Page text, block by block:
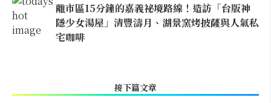
離市區15分鐘的嘉義祕境路線！造訪「台版神
隱少女湯屋」清豐濤月、湖景窯烤披薩與人氣私
宅咖啡
接下篇文章